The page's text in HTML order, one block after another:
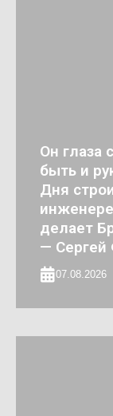
Он глаза
быть и
Дня
делает
— Сергей
07.08.2026